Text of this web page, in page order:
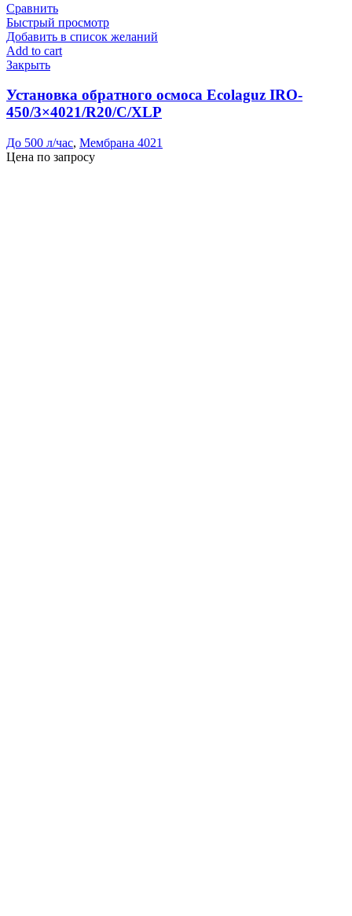
Сравнить
Быстрый просмотр
Добавить в список желаний
Add to cart
Закрыть
Установка обратного осмоса Ecolaguz IRO-
450/3×4021/R20/C/XLP
До 500 л/час, Мембрана 4021
Цена по запросу